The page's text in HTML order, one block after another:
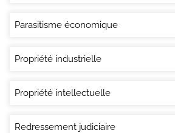
Parasitisme économique
Propriété industrielle
Propriété intellectuelle
Redressement judiciaire